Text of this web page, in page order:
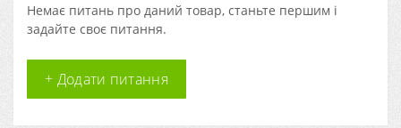
Немає питань про даний товар, станьте першим і
задайте своє питання.
+ Додати питання